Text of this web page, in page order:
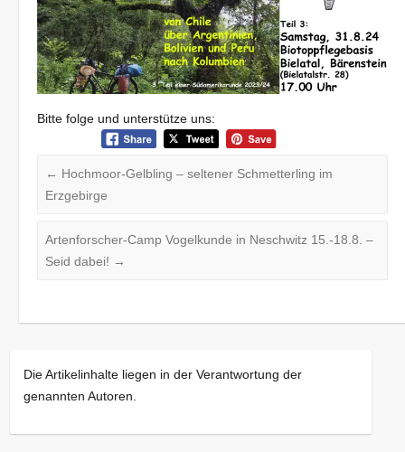
Bitte folge und unterstütze uns:
← Hochmoor-Gelbling – seltener Schmetterling im
Erzgebirge
Artenforscher-Camp Vogelkunde in Neschwitz 15.-18.8. –
Seid dabei! →
Die Artikelinhalte liegen in der Verantwortung der
genannten Autoren.